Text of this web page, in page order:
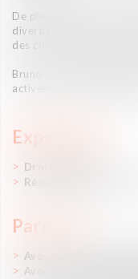
Expertises
Droit du travail
Réorganisation et
Parcours
Avocat - Associé
Avocat - Fondateur
De plus, Bruno a établi
divertissement et a
des conventions
Bruno anime
activement au